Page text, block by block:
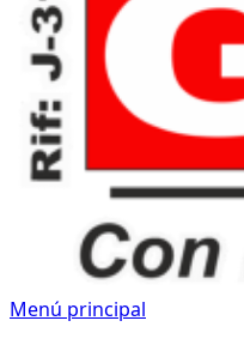
Menú principal